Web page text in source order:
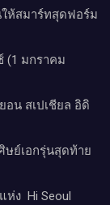
ให้สมาร์ทสุดฟอร์ม
(1 มกราคม
อน สเปเชียล อิดิ
ย์เอกรุ่นสุดท้าย
ง Hi Seoul